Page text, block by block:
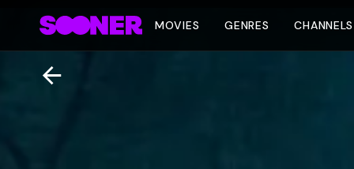
MOVIES GENRES CHANNELS